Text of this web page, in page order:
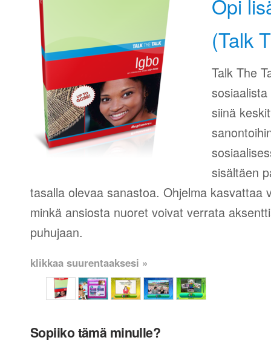
Opi
(Talk
Talk The
siinä
sisältäen
tasalla olevaa sanastoa. Ohjelma kasvattaa
minkä ansiosta nuoret voivat verrata
puhujaan.
klikkaa suurentaaksesi »
Sopiiko tämä minulle?